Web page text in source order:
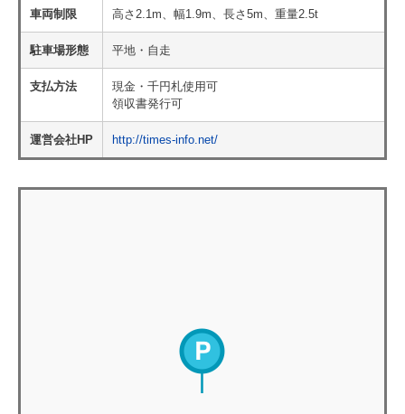
車両制限 高さ2.1m、幅1.9m、長さ5m、重量2.5t
駐車場形態 平地・自走
支払方法
現金・千円札使用可
領収書発行可
運営会社HP http://times-info.net/